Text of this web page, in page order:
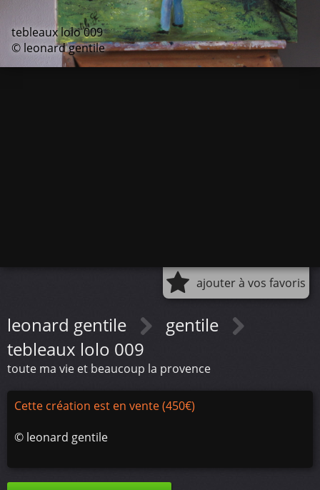
tebleaux lolo 009
© leonard gentile
ajouter à vos favoris
leonard gentile
gentile
tebleaux lolo 009
toute ma vie et beaucoup la provence
Cette création est en vente (450€)
© leonard gentile